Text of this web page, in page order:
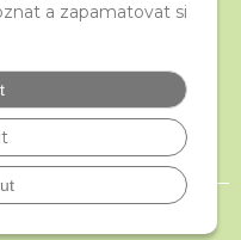
a zapamatovat si
značky
široko daleko •